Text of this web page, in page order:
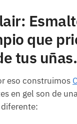
que
tus uñas.
eso construimos
en gel son de